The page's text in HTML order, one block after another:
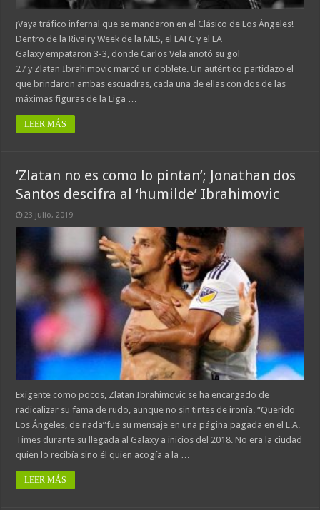
¡Vaya tráfico infernal que se mandaron en el Clásico de Los Ángeles!
Dentro de la Rivalry Week de la MLS, el LAFC y el LA
Galaxy empataron 3-3, donde Carlos Vela anotó su gol
27 y Zlatan Ibrahimovic marcó un doblete. Un auténtico partidazo el
que brindaron ambas escuadras, cada una de ellas con dos de las
máximas figuras de la Liga …
LEER MÁS
‘Zlatan no es como lo pintan’; Jonathan dos
Santos descifra al ‘humilde’ Ibrahimovic
23 julio, 2019
Exigente como pocos, Zlatan Ibrahimovic se ha encargado de
radicalizar su fama de rudo, aunque no sin tintes de ironía. “Querido
Los Ángeles, de nada”fue su mensaje en una página pagada en el L.A.
Times durante su llegada al Galaxy a inicios del 2018. No era la ciudad
quien lo recibía sino él quien acogía a la …
LEER MÁS